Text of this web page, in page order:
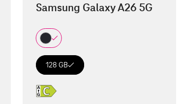
Samsung Galaxy A26 5G
128 GB